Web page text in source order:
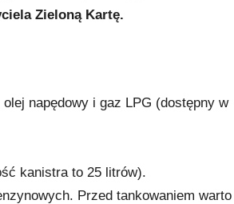
Zieloną Kartę.
napędowy i gaz LPG (dostępny w
kanistra to 25 litrów).
Przed tankowaniem warto